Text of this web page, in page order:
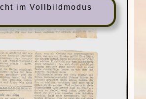
im Vollbildmodus